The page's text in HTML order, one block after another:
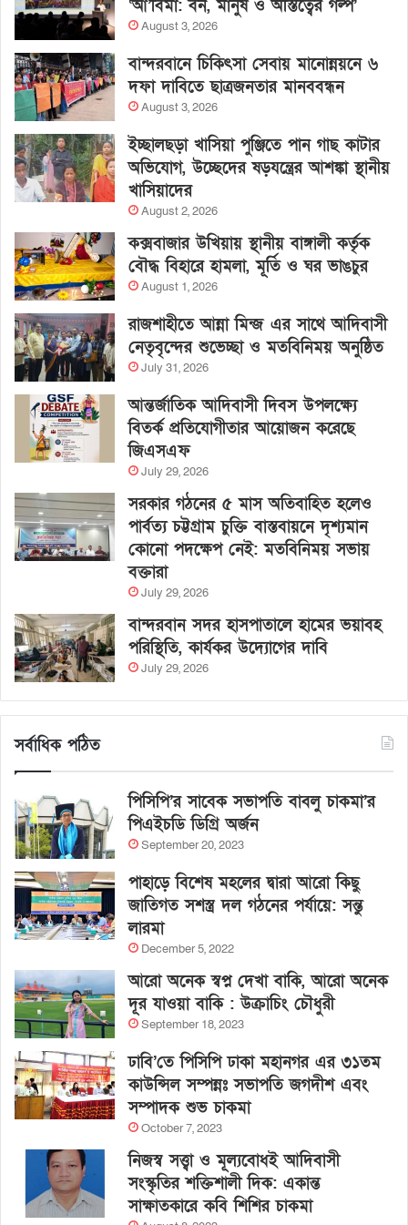
‘আ’বিমা: বন, মানুষ ও অস্তিত্বের গল্প’
August 3, 2026
বান্দরবানে চিকিৎসা সেবায় মানোন্নয়নে ৬
দফা দাবিতে ছাত্রজনতার মানববন্ধন
August 3, 2026
ইচ্ছালছড়া খাসিয়া পুঞ্জিতে পান গাছ কাটার
অভিযোগ, উচ্ছেদের ষড়যন্ত্রের আশঙ্কা স্থানীয়
খাসিয়াদের
August 2, 2026
কক্সবাজার উখিয়ায় স্থানীয় বাঙ্গালী কর্তৃক
বৌদ্ধ বিহারে হামলা, মূর্তি ও ঘর ভাঙচুর
August 1, 2026
রাজশাহীতে আন্না মিন্জ এর সাথে আদিবাসী
নেতৃবৃন্দের শুভেচ্ছা ও মতবিনিময় অনুষ্ঠিত
July 31, 2026
আন্তর্জাতিক আদিবাসী দিবস উপলক্ষ্যে
বিতর্ক প্রতিযোগীতার আয়োজন করেছে
জিএসএফ
July 29, 2026
সরকার গঠনের ৫ মাস অতিবাহিত হলেও
পার্বত্য চট্টগ্রাম চুক্তি বাস্তবায়নে দৃশ্যমান
কোনো পদক্ষেপ নেই: মতবিনিময় সভায়
বক্তারা
July 29, 2026
বান্দরবান সদর হাসপাতালে হামের ভয়াবহ
পরিস্থিতি, কার্যকর উদ্যোগের দাবি
July 29, 2026
সর্বাধিক পঠিত
পিসিপি’র সাবেক সভাপতি বাবলু চাকমা’র
পিএইচডি ডিগ্রি অর্জন
September 20, 2023
পাহাড়ে বিশেষ মহলের দ্বারা আরো কিছু
জাতিগত সশস্ত্র দল গঠনের পর্যায়ে: সন্তু
লারমা
December 5, 2022
আরো অনেক স্বপ্ন দেখা বাকি, আরো অনেক
দূর যাওয়া বাকি : উক্রাচিং চৌধুরী
September 18, 2023
ঢাবি’তে পিসিপি ঢাকা মহানগর এর ৩১তম
কাউন্সিল সম্পন্নঃ সভাপতি জগদীশ এবং
সম্পাদক শুভ চাকমা
October 7, 2023
নিজস্ব সত্ত্বা ও মূল্যবোধই আদিবাসী
সংস্কৃতির শক্তিশালী দিক: একান্ত
সাক্ষাতকারে কবি শিশির চাকমা